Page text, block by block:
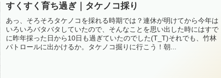
すくすく育ち過ぎ｜タケノコ採り
あっ、そろそろタケノコを採れる時期では？連休が明けてから今年は
いろいろバタバタしていたので、そんなことを思い出した時にはすで
に昨年採った日から10日も過ぎていたのでした(T_T)それでも、竹林
パトロールに出かけるか。タケノコ掘りに行こう！朝...